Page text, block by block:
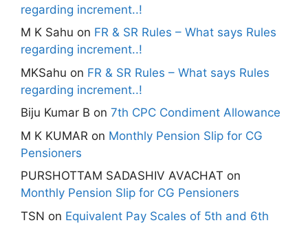
regarding increment..!
M K Sahu on FR & SR Rules – What says Rules
regarding increment..!
MKSahu on FR & SR Rules – What says Rules
regarding increment..!
Biju Kumar B on 7th CPC Condiment Allowance
M K KUMAR on Monthly Pension Slip for CG
Pensioners
PURSHOTTAM SADASHIV AVACHAT on
Monthly Pension Slip for CG Pensioners
TSN on Equivalent Pay Scales of 5th and 6th